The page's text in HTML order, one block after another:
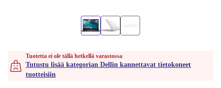
Tuotetta ei ole tällä hetkellä varastossa
Tutustu lisää kategorian Dellin kannettavat tietokoneet
tuotteisiin